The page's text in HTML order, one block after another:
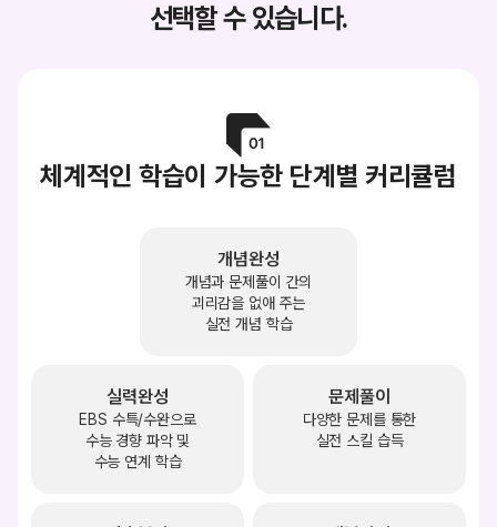
선택할 수 있습니다.
체계적인 학습이 가능한 단계별 커리큘럼
개념완성
개념과 문제풀이 간의
괴리감을 없애 주는
실전 개념 학습
실력완성
EBS 수특/수완으로
수능 경향 파악 및
수능 연계 학습
문제풀이
다양한 문제를 통한
실전 스킬 습득